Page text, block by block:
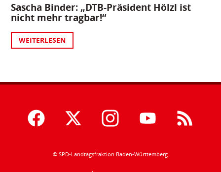
Sascha Binder: „DTB-Präsident Hölzl ist
nicht mehr tragbar!“
WEITERLESEN
© SPD-Landtagsfraktion Baden-Württemberg